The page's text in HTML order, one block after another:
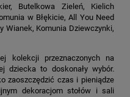
Butelkowa Zieleń, Kielich
w Błękicie, All You Need
Wianek, Komunia Dziewczynki,
kolekcji przeznaczonych na
dziecka to doskonały wybór.
zaoszczędzić czas i pieniądze
dekoracjom stołów i sali